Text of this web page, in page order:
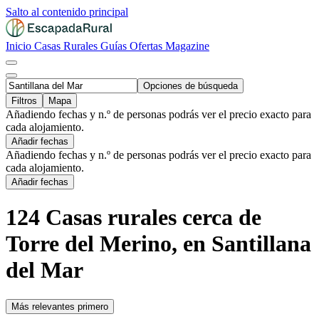
Salto al contenido principal
Inicio Casas Rurales Guías Ofertas Magazine
Opciones de búsqueda
Filtros
Mapa
Añadiendo fechas y n.º de personas podrás ver el precio exacto para
cada alojamiento.
Añadir fechas
Añadiendo fechas y n.º de personas podrás ver el precio exacto para
cada alojamiento.
Añadir fechas
124 Casas rurales cerca de
Torre del Merino, en Santillana
del Mar
Más relevantes primero